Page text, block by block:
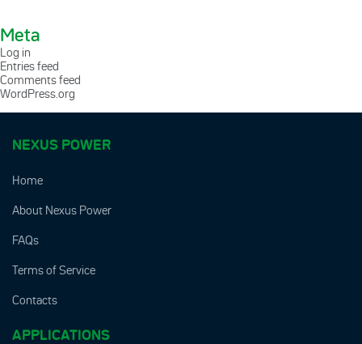
Meta
Log in
Entries feed
Comments feed
WordPress.org
NEXUS POWER
Home
About Nexus Power
FAQs
Terms of Service
Contacts
APPLICATIONS